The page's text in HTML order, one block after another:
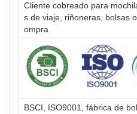
Cliente cobreado para
s de viaje, riñoneras, bolsas
ompra
BSCI, ISO9001, fábrica de